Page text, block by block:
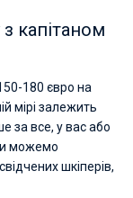
капітаном
180 євро на
мірі залежить
за все, у вас або
можемо
шкіперів,